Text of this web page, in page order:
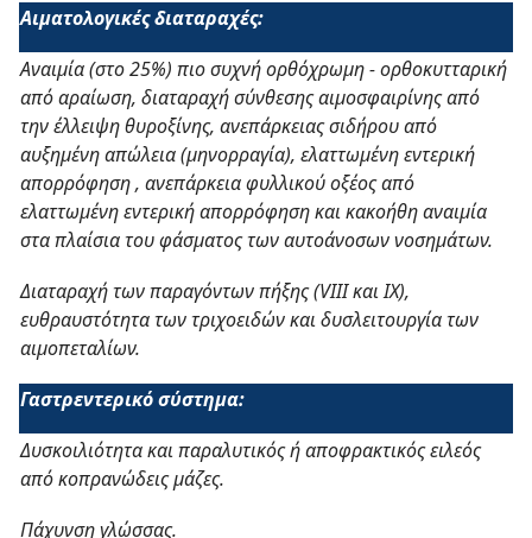
Αιματολογικές διαταραχές:
Αναιμία (στο 25%) πιο συχνή ορθόχρωμη - ορθοκυτταρική
από αραίωση, διαταραχή σύνθεσης αιμοσφαιρίνης από
την έλλειψη θυροξίνης, ανεπάρκειας σιδήρου από
αυξημένη απώλεια (μηνορραγία), ελαττωμένη εντερική
απορρόφηση , ανεπάρκεια φυλλικού οξέος από
ελαττωμένη εντερική απορρόφηση και κακοήθη αναιμία
στα πλαίσια του φάσματος των αυτοάνοσων νοσημάτων.
Διαταραχή των παραγόντων πήξης (VIII και IX),
ευθραυστότητα των τριχοειδών και δυσλειτουργία των
αιμοπεταλίων.
Γαστρεντερικό σύστημα:
Δυσκοιλιότητα και παραλυτικός ή αποφρακτικός ειλεός
από κοπρανώδεις μάζες.
Πάχυνση γλώσσας.